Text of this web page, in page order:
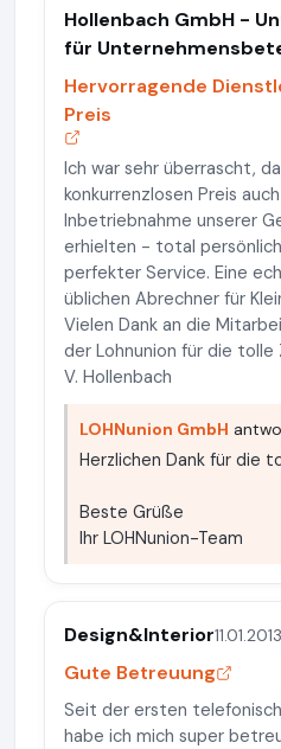
Hollenbach GmbH -
für
Hervorragende
Preis
Ich war sehr überrascht,
konkurrenzlosen Preis
Inbetriebnahme unserer
erhielten - total
perfekter Service. Eine
üblichen Abrechner für
Vielen Dank an die
der Lohnunion für die tolle
V. Hollenbach
LOHNunion GmbH
Herzlichen Dank für die
Beste Grüße
Ihr LOHNunion-Team
Design&Interior11.01.2013
Gute Betreuung
Seit der ersten
habe ich mich super